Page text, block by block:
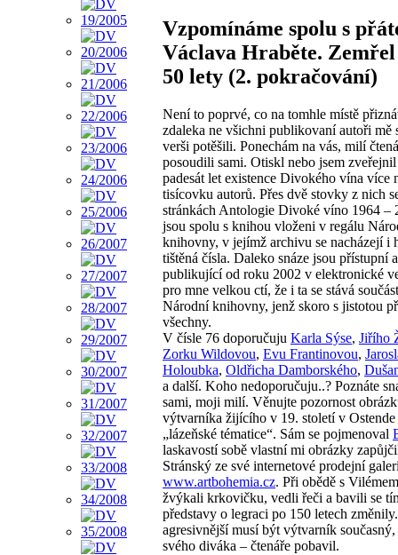
Vzpomínáme spolu s
Václava Hraběte.
50 lety (2. pokračování)
Není to poprvé, co na tomhle místě
zdaleka ne všichni publikovaní autoři mě
verši potěšili. Ponechám na vás, milí
posoudili sami. Otiskl nebo jsem zveřejnil
padesát let existence Divokého vína více
tisícovku autorů. Přes dvě stovky z nich
stránkách Antologie Divoké víno 1964 –
jsou spolu s knihou vloženi v regálu
knihovny, v jejímž archivu se nacházejí i
tištěná čísla. Daleko snáze jsou přístupní
publikující od roku 2002 v elektronické
pro mne velkou ctí, že i ta se stává
Národní knihovny, jenž skoro s jistotou
všechny.
V čísle 76 doporučuju Karla Sýse, Jiřího
Zorku Wildovou, Evu Frantinovou,
Holoubka, Oldřicha Damborského,
a další. Koho nedoporučuju..? Poznáte
sami, moji milí. Věnujte pozornost
výtvarníka žijícího v 19. století v Ostende
„lázeňské tématice“. Sám se pojmenoval
laskavostí sobě vlastní mi obrázky
Stránský ze své internetové prodejní
www.artbohemia.cz. Při obědě s
žvýkali krkovičku, vedli řeči a bavili se
představy o legraci po 150 letech
agresivnější musí být výtvarník
svého diváka – čtenáře pobavil.